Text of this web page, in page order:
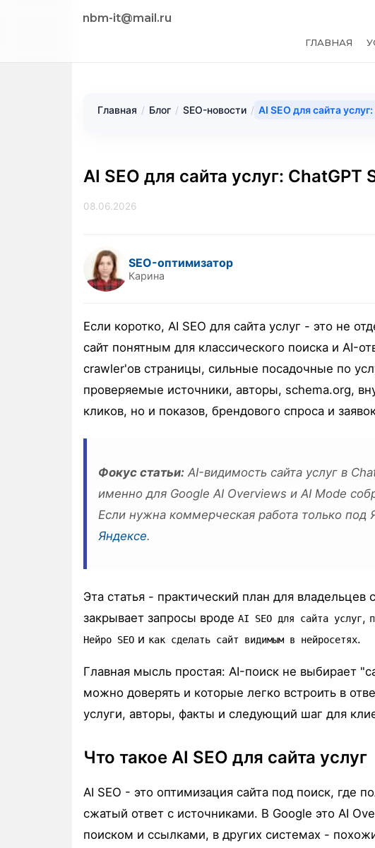
nbm-it@mail.ru
ГЛАВНАЯ
Главная / Блог / SEO-новости / AI SEO для сайта
AI SEO для сайта услуг:
08.06.2026
SEO-оптимизатор
Карина
Если коротко, AI SEO для сайта услуг - это не
сайт понятным для классического поиска и AI-
crawler'ов страницы, сильные посадочные по
проверяемые источники, авторы, schema.org,
кликов, но и показов, брендового спроса и
Фокус статьи: AI-видимость сайта услуг в
именно для Google AI Overviews и AI Mode
Если нужна коммерческая работа только под
Яндексе.
Эта статья - практический план для
закрывает запросы вроде AI SEO для сайта услуг,
Нейро SEO и как сделать сайт видимым в нейросетях.
Главная мысль простая: AI-поиск не выбирает
можно доверять и которые легко встроить в
услуги, авторы, факты и следующий шаг для
Что такое AI SEO для сайта услуг
AI SEO - это оптимизация сайта под поиск, где
сжатый ответ с источниками. В Google это AI
поиском и ссылками, в других системах -